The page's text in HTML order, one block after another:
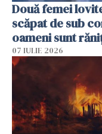
Două femei
scăpat de sub
oameni sunt
07 IULIE 2026